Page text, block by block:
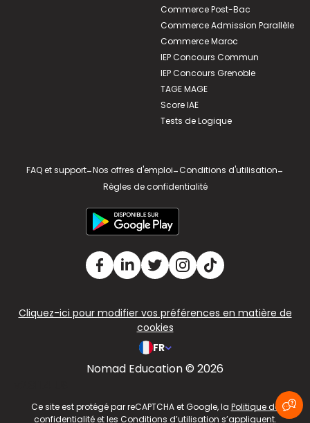
Commerce Post-Bac
Commerce Admission Parallèle
Commerce Maroc
IEP Concours Commun
IEP Concours Grenoble
TAGE MAGE
Score IAE
Tests de Logique
FAQ et support-Nos offres d'emploi-Conditions d'utilisation-
Règles de confidentialité
Cliquez-ici pour modifier vos préférences en matière de
cookies
FR
Nomad Education © 2026
Ce site est protégé par reCAPTCHA et Google, la Politique de
confidentialitéet les Conditions d’utilisation s’appliquent.